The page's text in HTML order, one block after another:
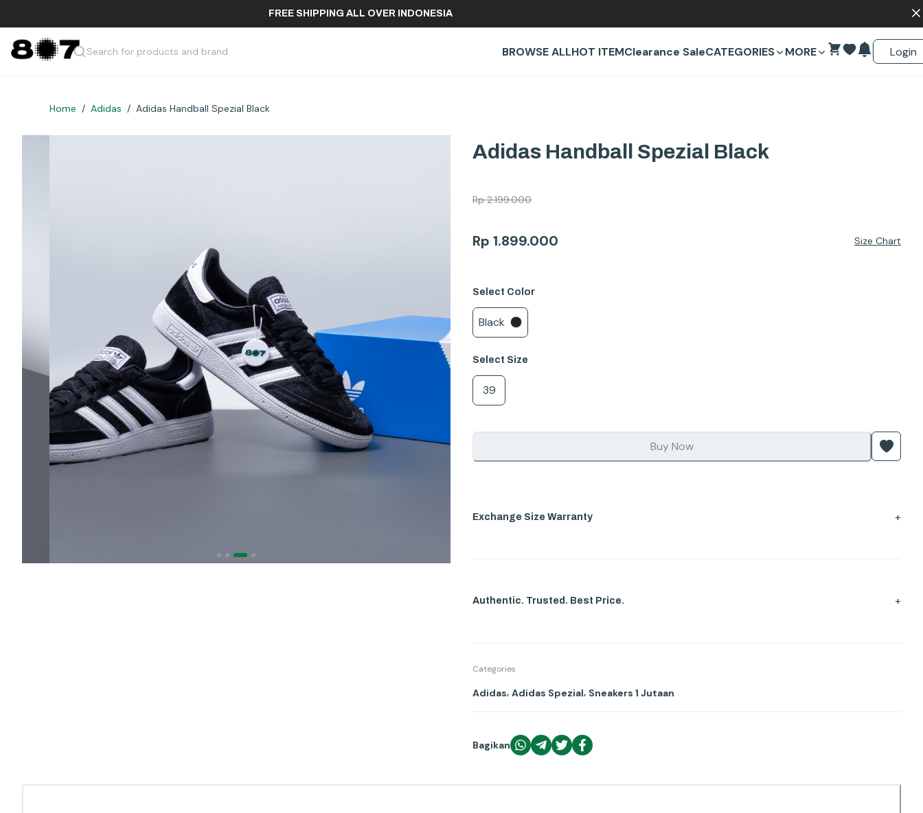
FREE SHIPPING ALL OVER INDONESIA
Search for products and brand BROWSE ALLHOT ITEMClearance SaleCATEGORIES MORE Login
Home / Adidas / Adidas Handball Spezial Black
Adidas Handball Spezial Black
Rp2.199.000
Rp 1.899.000 Size Chart
Select Color
Black
Select Size
39
Buy Now
Exchange Size Warranty +
Authentic. Trusted. Best Price. +
Categories
Adidas, Adidas Spezial, Sneakers 1 Jutaan
Bagikan